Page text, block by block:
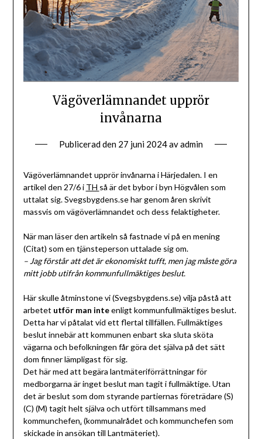
Vägöverlämnandet upprör
invånarna
Publicerad den 27 juni 2024avadmin
Vägöverlämnandet upprör invånarna i Härjedalen. I en
artikel den 27/6 i TH så är det bybor i byn Högvålen som
uttalat sig. Svegsbygdens.se har genom åren skrivit
massvis om vägöverlämnandet och dess felaktigheter.
När man läser den artikeln så fastnade vi på en mening
(Citat) som en tjänsteperson uttalade sig om.
– Jag förstår att det är ekonomiskt tufft, men jag måste göra
mitt jobb utifrån kommunfullmäktiges beslut.
Här skulle åtminstone vi (Svegsbygdens.se) vilja påstå att
arbetet utför man inteenligt kommunfullmäktiges beslut.
Detta har vi påtalat vid ett flertal tillfällen. Fullmäktiges
beslut innebär att kommunen enbart ska sluta sköta
vägarna och befolkningen får göra det själva på det sätt
dom finner lämpligast för sig.
Det här med att begära lantmäteriförrättningar för
medborgarna är inget beslut man tagit i fullmäktige. Utan
det är beslut som dom styrande partiernas företrädare (S)
(C) (M) tagit helt själva och utfört tillsammans med
kommunchefen.(kommunalrådet och kommunchefen som
skickade in ansökan till Lantmäteriet).